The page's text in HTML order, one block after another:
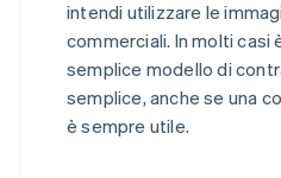
intendi utilizzare le
commerciali. In molti
semplice modello di
semplice, anche se una
è sempre utile.